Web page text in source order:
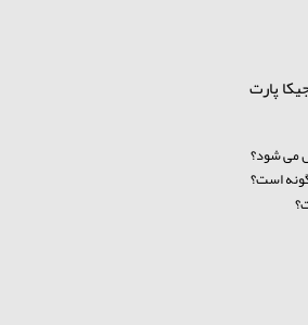
پارت
می شود؟
است؟